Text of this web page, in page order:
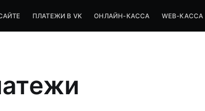
ПЛАТЕЖИ В VK ОНЛАЙН-КАССА WEB-КАССА